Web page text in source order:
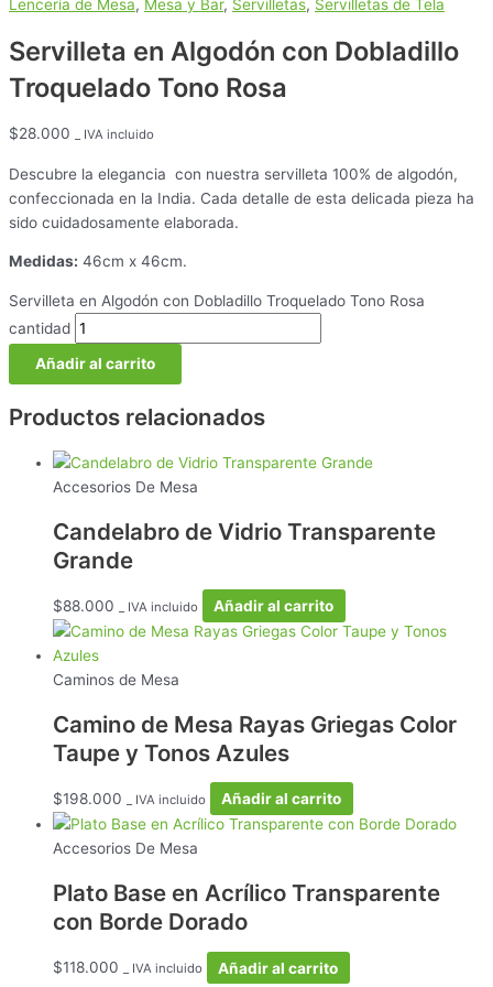
Lencería de Mesa, Mesa y Bar, Servilletas, Servilletas de Tela
Servilleta en Algodón con Dobladillo
Troquelado Tono Rosa
$28.000 _ IVA incluido
Descubre la elegancia con nuestra servilleta 100% de algodón,
confeccionada en la India. Cada detalle de esta delicada pieza ha
sido cuidadosamente elaborada.
Medidas: 46cm x 46cm.
Servilleta en Algodón con Dobladillo Troquelado Tono Rosa
cantidad
Añadir al carrito
Productos relacionados
Accesorios De Mesa
Candelabro de Vidrio Transparente
Grande
$88.000 _ IVA incluido Añadir al carrito
Caminos de Mesa
Camino de Mesa Rayas Griegas Color
Taupe y Tonos Azules
$198.000 _ IVA incluido Añadir al carrito
Accesorios De Mesa
Plato Base en Acrílico Transparente
con Borde Dorado
$118.000 _ IVA incluido Añadir al carrito